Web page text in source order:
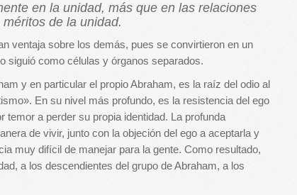
en la unidad, más que en las relaciones
de la unidad.
ventaja sobre los demás, pues se convirtieron en un
siguió como células y órganos separados.
y en particular el propio Abraham, es la raíz del odio al
En su nivel más profundo, es la resistencia del ego
temor a perder su propia identidad. La profunda
de vivir, junto con la objeción del ego a aceptarla y
muy difícil de manejar para la gente. Como resultado,
a los descendientes del grupo de Abraham, a los